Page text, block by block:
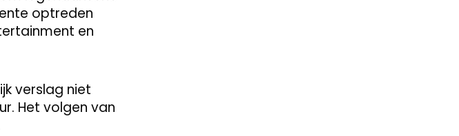
optreden
en
verslag niet
Het volgen van